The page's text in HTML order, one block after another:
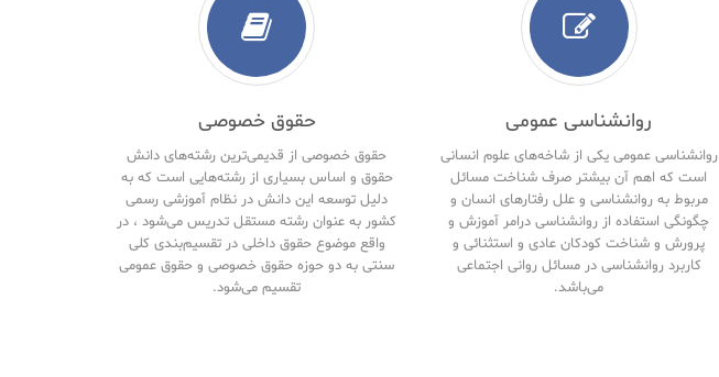
روانشناسی عمومی
روانشناسی عمومی یکی از شاخه‌های علوم انسانی
است که اهم آن بیشتر صرف شناخت مسائل
مربوط به روانشناسی و علل رفتارهای انسان و
چگونگی استفاده از روانشناسی درامر آموزش و
پرورش و شناخت کودکان عادی و استثنائی و
کاربرد روانشناسی در مسائل روانی اجتماعی
می‌باشد.
حقوق خصوصی
حقوق خصوصی از قدیمی‌ترین رشته‌های دانش
حقوق و اساس بسیاری از رشته‌هایی است که به
دلیل توسعه این دانش در نظام آموزشی رسمی
کشور به عنوان رشته مستقل تدریس می‌شود ، در
واقع موضوع حقوق داخلی در تقسیم‌بندی کلی
سنتی به دو حوزه حقوق خصوصی و حقوق‌ عمومی
تقسیم می‌شود.